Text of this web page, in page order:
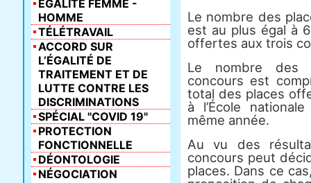
Le nombre des
est au plus égal à
offertes aux trois
Le nombre des
concours est
total des places
à l’École
même année.
Au vu des
concours peut
places. Dans ce
EGALITÉ FEMME -
HOMME
TÉLÉTRAVAIL
ACCORD SUR
L’ÉGALITÉ DE
TRAITEMENT ET DE
LUTTE CONTRE LES
DISCRIMINATIONS
SPÉCIAL "COVID 19"
PROTECTION
FONCTIONNELLE
DÉONTOLOGIE
NÉGOCIATION